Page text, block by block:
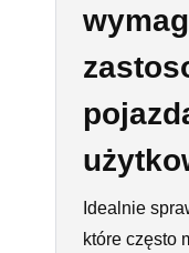
Idealnie
które często